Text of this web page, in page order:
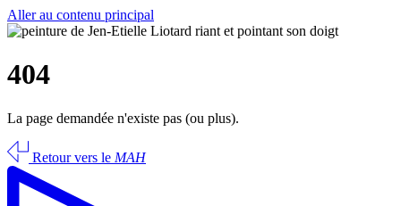
Aller au contenu principal
404
La page demandée n'existe pas (ou plus).
Retour vers le MAH